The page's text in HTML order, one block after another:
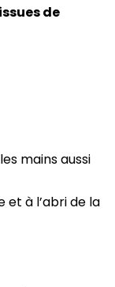
de
mains aussi
à l’abri de la